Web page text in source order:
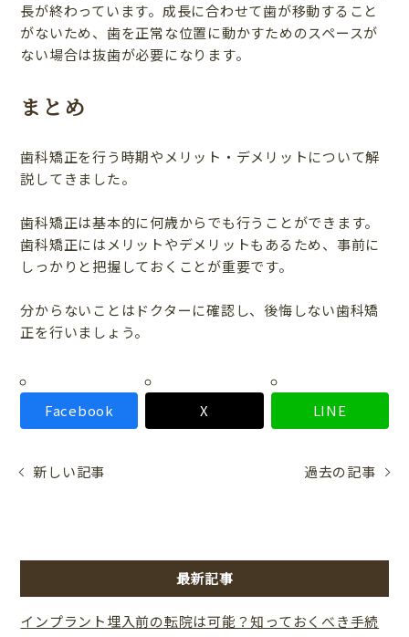
長が終わっています。成長に合わせて歯が移動すること
がないため、歯を正常な位置に動かすためのスペースが
ない場合は抜歯が必要になります。
まとめ
歯科矯正を行う時期やメリット・デメリットについて解
説してきました。
歯科矯正は基本的に何歳からでも行うことができます。
歯科矯正にはメリットやデメリットもあるため、事前に
しっかりと把握しておくことが重要です。
分からないことはドクターに確認し、後悔しない歯科矯
正を行いましょう。
Facebook X LINE
新しい記事 過去の記事
最新記事
インプラント埋入前の転院は可能？知っておくべき手続